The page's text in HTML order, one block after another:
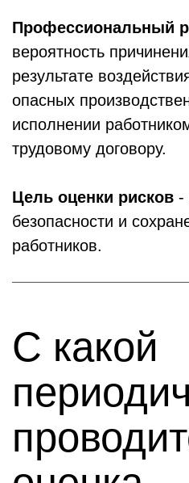
Профессиональный
вероятность
результате
опасных
исполнении
трудовому договору.
Цель оценки рисков -
безопасности и
работников.
С какой